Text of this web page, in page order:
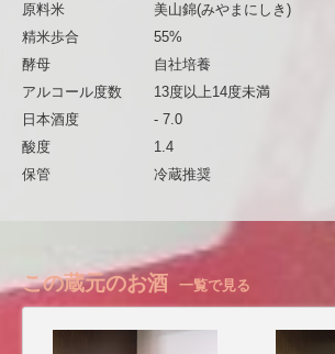
原料米
美山錦(みやまにしき)
精米歩合
55%
酵母
自社培養
アルコール度数
13度以上14度未満
日本酒度
- 7.0
酸度
1.4
保管
冷蔵推奨
この蔵元のお酒 一覧で見る